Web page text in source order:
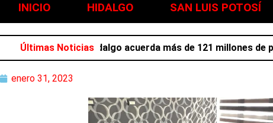
INICIO HIDALGO SAN LUIS POTOSÍ
Últimas Noticias
laboral en Hidalgo acuerda más de 121 millones de
enero 31, 2023